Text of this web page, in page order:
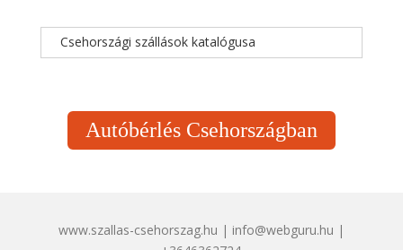
Csehországi szállások katalógusa
Autóbérlés Csehországban
www.szallas-csehorszag.hu | info@webguru.hu |